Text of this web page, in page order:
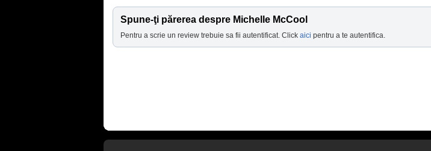
Spune-ţi părerea despre Michelle McCool
Pentru a scrie un review trebuie sa fii autentificat. Click aici pentru a te autentifica.